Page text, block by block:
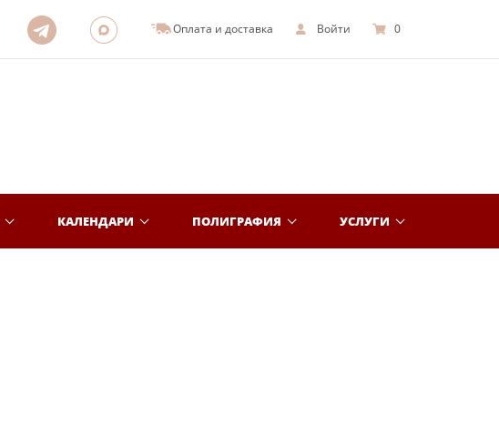
Оплата и доставка Войти 0
КАЛЕНДАРИ ПОЛИГРАФИЯ УСЛУГИ